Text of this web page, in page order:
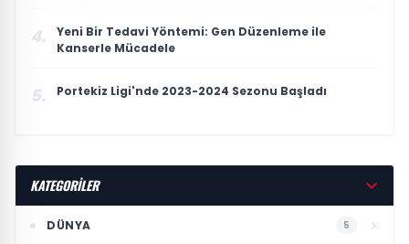
4.
Yeni Bir Tedavi Yöntemi: Gen Düzenleme ile
Kanserle Mücadele
5. Portekiz Ligi'nde 2023-2024 Sezonu Başladı
KATEGORİLER
DÜNYA 5